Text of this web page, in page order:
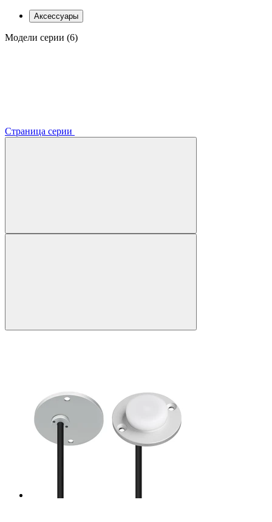
Аксессуары
Модели серии (6)
Страница серии